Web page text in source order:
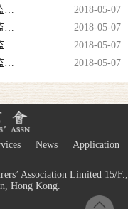
主禮嘉賓梁敬國副局長主持新一屆會董監誓儀式
2018-05-07
主禮嘉賓梁敬國副局長主持新一屆會董監誓儀式
2018-05-07
主禮嘉賓梁敬國副局長主持新一屆會董監誓儀式
2018-05-07
主禮嘉賓梁敬國副局長主持新一屆會董監誓儀式
2018-05-07
News
Application
Association Limited 15/F.,
Hong Kong.